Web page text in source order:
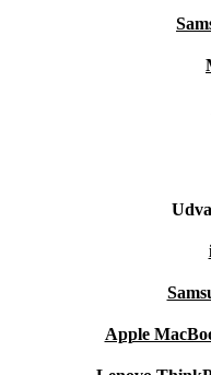
Apple